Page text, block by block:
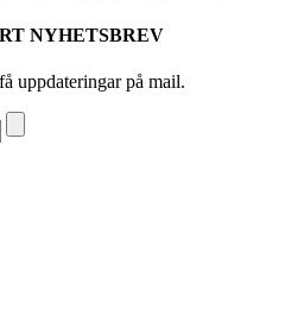
NYHETSBREV
uppdateringar på mail.